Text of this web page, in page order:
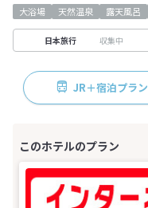
大浴場 天然温泉 露天風呂
日本旅行 収集中
JR＋宿泊プラン